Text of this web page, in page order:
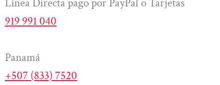
Línea Directa pago por PayPal o Tarjetas
919 991 040
Panamá
+507 (833) 7520